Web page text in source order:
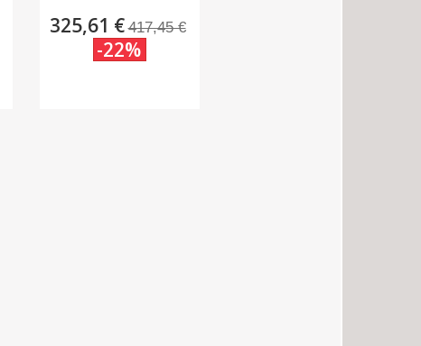
325,61 € 417,45 €
-22%